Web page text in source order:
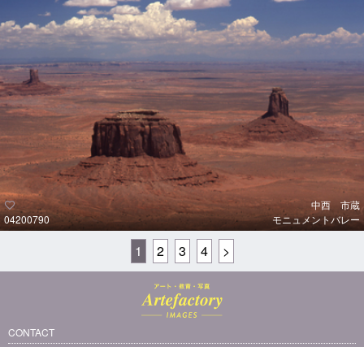
04200790
中西 市蔵
モニュメントバレー
1 2 3 4 >
CONTACT